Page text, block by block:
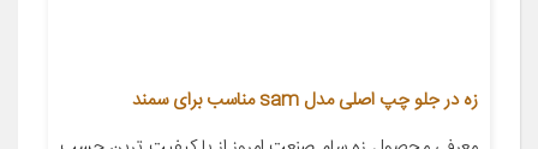
زه در جلو چپ اصلی مدل sam مناسب برای سمند